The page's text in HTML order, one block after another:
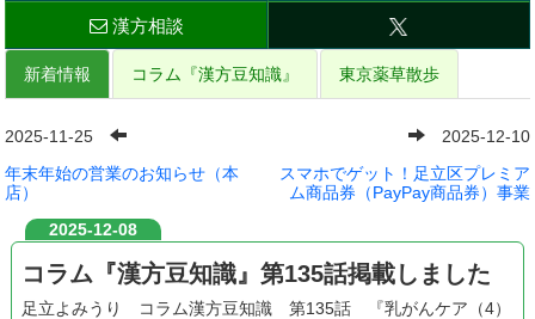
漢方相談
新着情報 コラム『漢方豆知識』 東京薬草散歩
2025-11-25
年末年始の営業のお知らせ（本
店）
2025-12-10
スマホでゲット！足立区プレミア
ム商品券（PayPay商品券）事業
2025-12-08
コラム『漢方豆知識』第135話掲載しました
足立よみうり コラム漢方豆知識 第135話 『乳がんケア（4）